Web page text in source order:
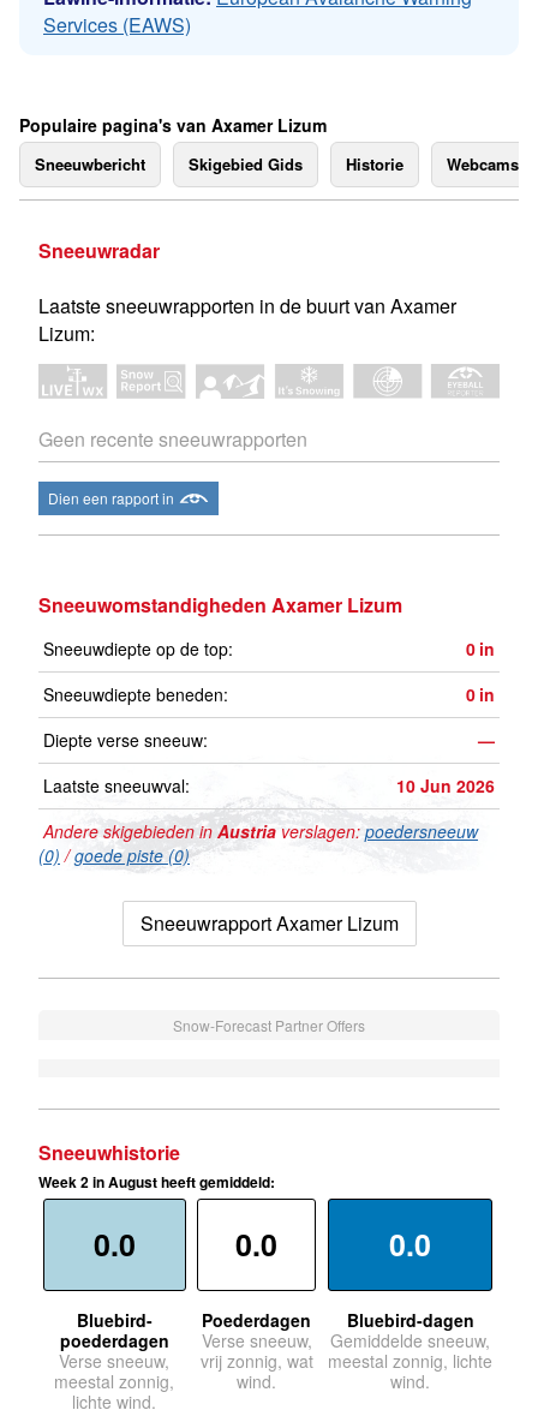
Services (EAWS)
Populaire pagina's van Axamer Lizum
Sneeuwbericht Skigebied Gids Historie Webcams
Sneeuwradar
Laatste sneeuwrapporten in de buurt van Axamer
Lizum:
Geen recente sneeuwrapporten
Dien een rapport in
Sneeuwomstandigheden Axamer Lizum
Sneeuwdiepte op de top: 0 in
Sneeuwdiepte beneden:
0 in
Diepte verse sneeuw:
—
Laatste sneeuwval:
10 Jun 2026
Andere skigebieden inAustria verslagen: poedersneeuw
(0) /goede piste (0)
Sneeuwrapport Axamer Lizum
Snow-Forecast Partner Offers
Sneeuwhistorie
Week 2 in August heeft gemiddeld:
0.0
Bluebird-
poederdagen
Verse sneeuw,
meestal zonnig,
lichte wind.
0.0
Poederdagen
Verse sneeuw,
vrij zonnig, wat
wind.
0.0
Bluebird-dagen
Gemiddelde sneeuw,
meestal zonnig, lichte
wind.